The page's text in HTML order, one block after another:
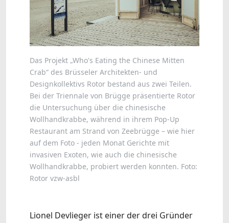
Das Projekt „Who's Eating the Chinese Mitten
Crab“ des Brüsseler Architekten- und
Designkollektivs Rotor bestand aus zwei Teilen.
Bei der Triennale von Brügge präsentierte Rotor
die Untersuchung über die chinesische
Wollhandkrabbe, während in ihrem Pop-Up
Restaurant am Strand von Zeebrügge – wie hier
auf dem Foto - jeden Monat Gerichte mit
invasiven Exoten, wie auch die chinesische
Wollhandkrabbe, probiert werden konnten. Foto:
Rotor vzw-asbl
Lionel Devlieger ist einer der drei Gründer